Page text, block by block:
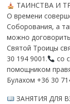
ТАИНСТВА И
О времени
Соборования, а
можно
Святой Троицы
30 194 9001.
со
помощником
Булахом +36 30
ЗАНЯТИЯ ДЛЯ